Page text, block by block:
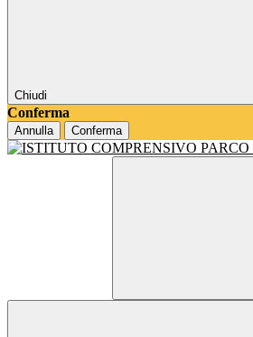
Chiudi
Conferma
Annulla Conferma